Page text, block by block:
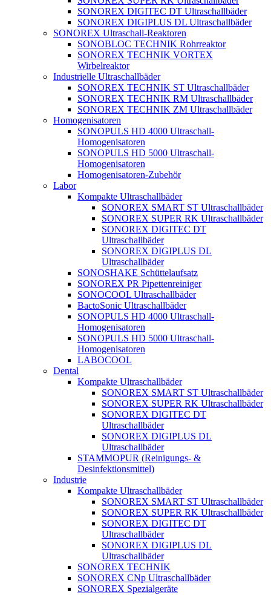
SONOREX DIGITEC DT Ultraschallbäder
SONOREX DIGIPLUS DL Ultraschallbäder
SONOREX Ultraschall-Reaktoren
SONOBLOC TECHNIK Rohrreaktor
SONOREX TECHNIK VORTEX
Wirbelreaktor
Industrielle Ultraschallbäder
SONOREX TECHNIK ST Ultraschallbäder
SONOREX TECHNIK RM Ultraschallbäder
SONOREX TECHNIK ZM Ultraschallbäder
Homogenisatoren
SONOPULS HD 4000 Ultraschall-
Homogenisatoren
SONOPULS HD 5000 Ultraschall-
Homogenisatoren
Homogenisatoren-Zubehör
Labor
Kompakte Ultraschallbäder
SONOREX SMART ST Ultraschallbäder
SONOREX SUPER RK Ultraschallbäder
SONOREX DIGITEC DT
Ultraschallbäder
SONOREX DIGIPLUS DL
Ultraschallbäder
SONOSHAKE Schüttelaufsatz
SONOREX PR Pipettenreiniger
SONOCOOL Ultraschallbäder
BactoSonic Ultraschallbäder
SONOPULS HD 4000 Ultraschall-
Homogenisatoren
SONOPULS HD 5000 Ultraschall-
Homogenisatoren
LABOCOOL
Dental
Kompakte Ultraschallbäder
SONOREX SMART ST Ultraschallbäder
SONOREX SUPER RK Ultraschallbäder
SONOREX DIGITEC DT
Ultraschallbäder
SONOREX DIGIPLUS DL
Ultraschallbäder
STAMMOPUR (Reinigungs- &
Desinfektionsmittel)
Industrie
Kompakte Ultraschallbäder
SONOREX SMART ST Ultraschallbäder
SONOREX SUPER RK Ultraschallbäder
SONOREX DIGITEC DT
Ultraschallbäder
SONOREX DIGIPLUS DL
Ultraschallbäder
SONOREX TECHNIK
SONOREX CNp Ultraschallbäder
SONOREX Spezialgeräte